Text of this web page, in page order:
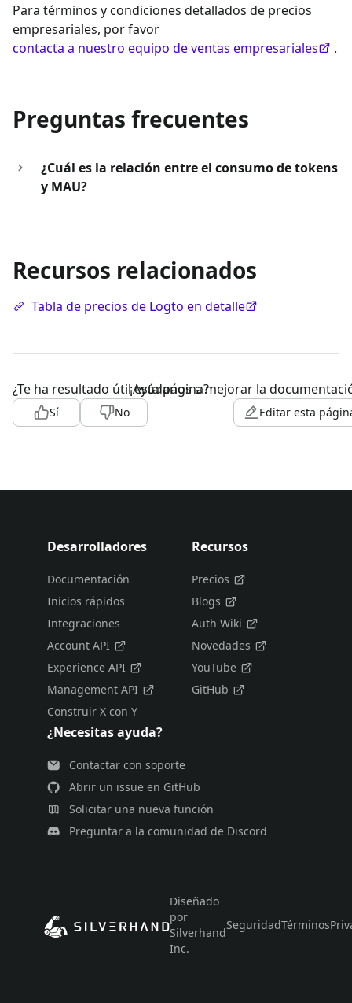
Para términos y condiciones detallados de precios
empresariales, por favor
contacta a nuestro equipo de ventas empresariales
.
Preguntas frecuentes
¿Cuál es la relación entre el consumo de tokens
y MAU?
Recursos relacionados
Tabla de precios de Logto en detalle
¿Te ha resultado útil esta página?
Sí No
¡Ayúdanos a mejorar la
Editar esta
Desarrolladores
Documentación
Inicios rápidos
Integraciones
Account API
Experience API
Management API
Construir X con Y
Recursos
Precios
Blogs
Auth Wiki
Novedades
YouTube
GitHub
¿Necesitas ayuda?
Contactar con soporte
Abrir un issue en GitHub
Solicitar una nueva función
Preguntar a la comunidad de Discord
Diseñado
por
Silverhand
Inc.
SeguridadTérminos